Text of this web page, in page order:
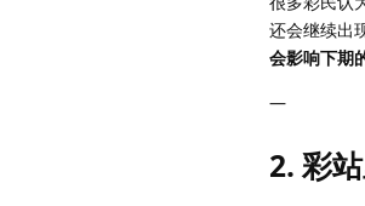
还会继续出
会影响下期
—
2. 彩